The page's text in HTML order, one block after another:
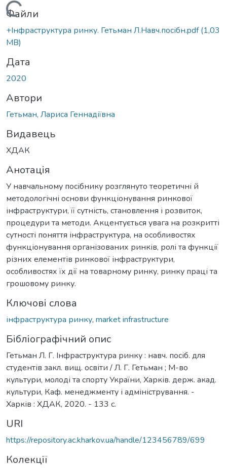
Вантажиться...
Файли
+Інфраструктура ринку. Гетьман Л.Навч.посібн.pdf(1,03
MB)
Дата
2020
Автори
Гетьман, Лариса Геннадіївна
Видавець
ХДАК
Анотація
У навчальному посібнику розглянуто теоретичні й
методологічні основи функціонування ринкової
інфраструктури, її сутність, становлення і розвиток,
процедури та методи. Акцентується увага на розкритті
сутності поняття інфраструктура, на особливостях
функціонування організованих ринків, ролі та функції
різних елементів ринкової інфраструктури,
особливостях їх дії на товарному ринку, ринку праці та
грошовому ринку.
Ключові слова
інфраструктура ринку, market infrastructure
Бібліографічний опис
Гетьман Л. Г. Інфраструктура ринку : навч. посіб. для
студентів закл. вищ. освіти / Л. Г. Гетьман ; М-во
культури, молоді та спорту України, Харків. держ. акад.
культури, Каф. менеджменту і адміністрування. -
Харків : ХДАК, 2020. - 133 с.
URI
https://repository.ac.kharkov.ua/handle/123456789/699
Колекції